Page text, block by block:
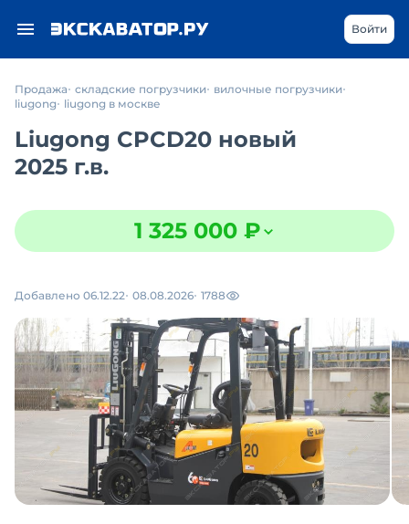
Войти
Продажа складские погрузчики вилочные погрузчики
liugong
liugong в москве
Liugong CPCD20 новый
2025 г.в.
1 325 000 ₽
Добавлено 06.12.22 08.08.2026 1788